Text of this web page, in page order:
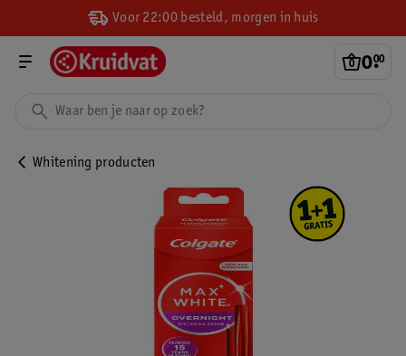
Voor 22:00 besteld, morgen in huis
0.
00
Whitening producten